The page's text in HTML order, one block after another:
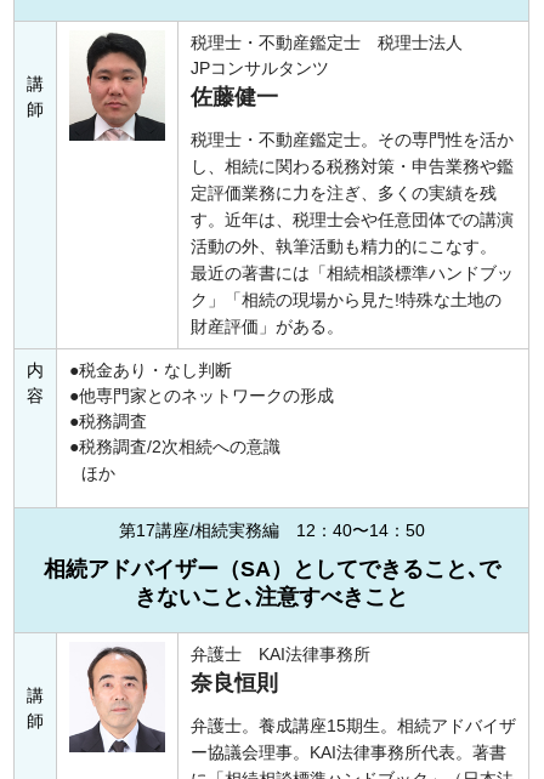
講
師
税理士・不動産鑑定士 税理士法人
JPコンサルタンツ
佐藤健一
税理士・不動産鑑定士。その専門性を活か
し、相続に関わる税務対策・申告業務や鑑
定評価業務に力を注ぎ、多くの実績を残
す。近年は、税理士会や任意団体での講演
活動の外、執筆活動も精力的にこなす。
最近の著書には「相続相談標準ハンドブッ
ク」「相続の現場から見た!特殊な土地の
財産評価」がある。
内
容
税金あり・なし判断
他専門家とのネットワークの形成
税務調査
税務調査/2次相続への意識
ほか
第17講座/相続実務編 12：40〜14：50
相続アドバイザー（SA）としてできること､で
きないこと､注意すべきこと
講
師
弁護士 KAI法律事務所
奈良恒則
弁護士。養成講座15期生。相続アドバイザ
ー協議会理事。KAI法律事務所代表。著書